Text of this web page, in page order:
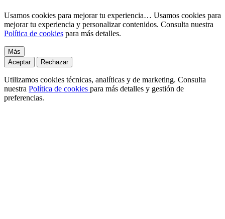
Usamos cookies para mejorar tu experiencia… Usamos cookies para
mejorar tu experiencia y personalizar contenidos. Consulta nuestra
Política de cookies para más detalles.
Más
Aceptar
Rechazar
Utilizamos cookies técnicas, analíticas y de marketing. Consulta
nuestra Política de cookies para más detalles y gestión de
preferencias.